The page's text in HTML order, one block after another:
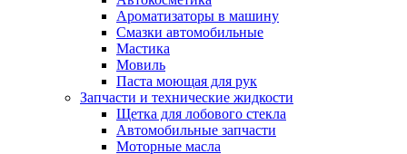
Ароматизаторы в машину
Смазки автомобильные
Мастика
Мовиль
Паста моющая для рук
Запчасти и технические жидкости
Щетка для лобового стекла
Автомобильные запчасти
Моторные масла